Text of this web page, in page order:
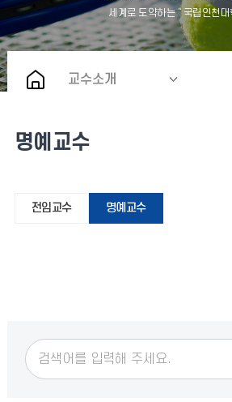
교수소개
명예교수
전임교수 명예교수